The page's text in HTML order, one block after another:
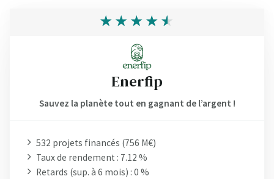
Enerfip
Sauvez la planète tout en gagnant de l’argent !
532 projets financés (756 M€)
Taux de rendement : 7.12 %
Retards (sup. à 6 mois) : 0 %